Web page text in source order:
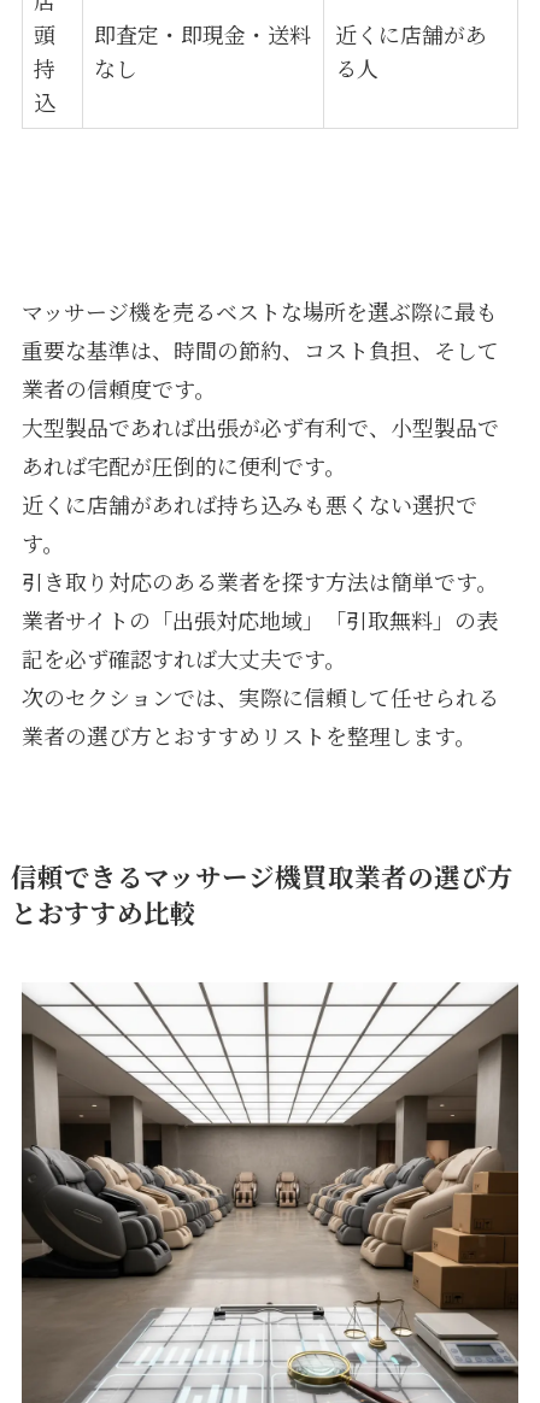
頭
持
込
即査定・即現金・送料
なし
近くに店舗があ
る人
マッサージ機を売るベストな場所を選ぶ際に最も
重要な基準は、時間の節約、コスト負担、そして
業者の信頼度です。
大型製品であれば出張が必ず有利で、小型製品で
あれば宅配が圧倒的に便利です。
近くに店舗があれば持ち込みも悪くない選択で
す。
引き取り対応のある業者を探す方法は簡単です。
業者サイトの「出張対応地域」「引取無料」の表
記を必ず確認すれば大丈夫です。
次のセクションでは、実際に信頼して任せられる
業者の選び方とおすすめリストを整理します。
信頼できるマッサージ機買取業者の選び方
とおすすめ比較